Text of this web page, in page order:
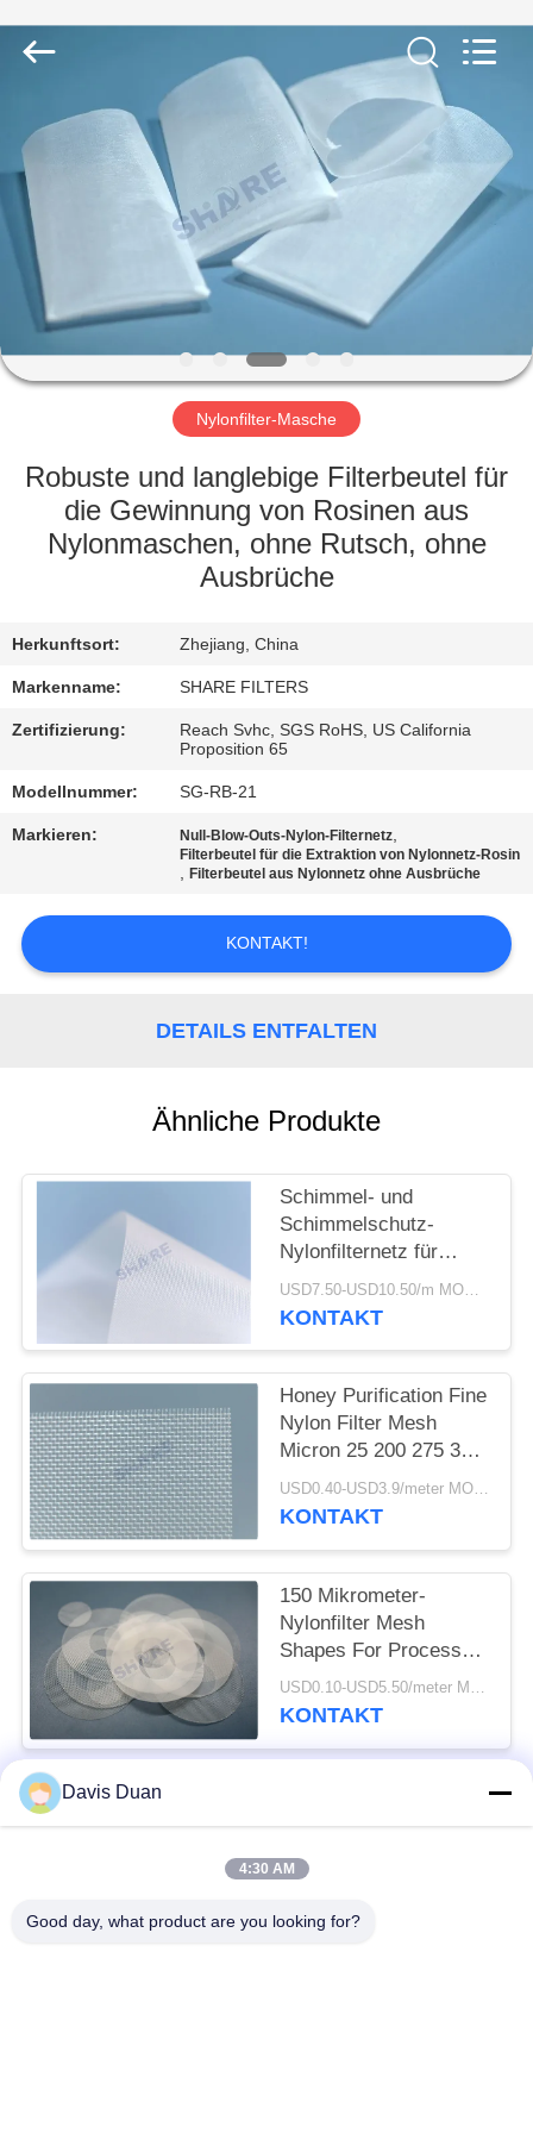
ZU
HAUSE
PRODUKTE
VIDEOS
ÜBER
WERKSBESICHTIGUNG
QUALITÄTSKONTROLLE
KONTAKT
MIT
UNS
NEUIGKEITEN
RECHTSSACHEN
FORDERN
ANGEBOT
PRIVACY
POLICY
Group
Limited.
Nylonfilter-Masche
Robuste und langlebige Filterbeutel für
die Gewinnung von Rosinen aus
Nylonmaschen, ohne Rutsch, ohne
Ausbrüche
Herkunftsort: Zhejiang, China
Markenname: SHARE FILTERS
Zertifizierung:
Reach Svhc, SGS RoHS, US California
Proposition 65
Modellnummer: SG-RB-21
Markieren: Null-Blow-Outs-Nylon-Filternetz,
Filterbeutel für die Extraktion von Nylonnetz-Rosin
,Filterbeutel aus Nylonnetz ohne Ausbrüche
KONTAKT!
DETAILS ENTFALTEN
Ähnliche Produkte
Schimmel- und
Schimmelschutz-
Nylonfilternetz für
Kühlschränke
USD7.50-USD10.50/m MOQ:100meter
KONTAKT
Honey Purification Fine
Nylon Filter Mesh
Micron 25 200 275 300
400 600 1000
USD0.40-USD3.9/meter MOQ:50m
KONTAKT
150 Mikrometer-
Nylonfilter Mesh
Shapes For Process
Filtration Mesh
Supplier
USD0.10-USD5.50/meter MOQ:200pcs
KONTAKT
Masche
Masche
Davis Duan
4:30 AM
Good day, what product are you looking for?